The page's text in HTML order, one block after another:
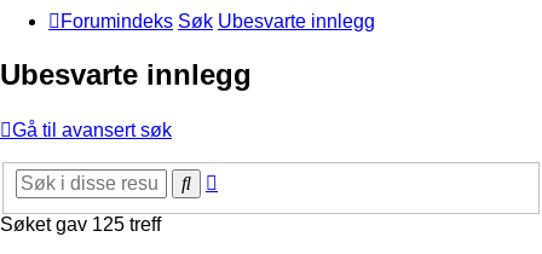
Forumindeks Søk Ubesvarte innlegg
Ubesvarte innlegg
Gå til avansert søk
Søk
Søket gav 125 treff